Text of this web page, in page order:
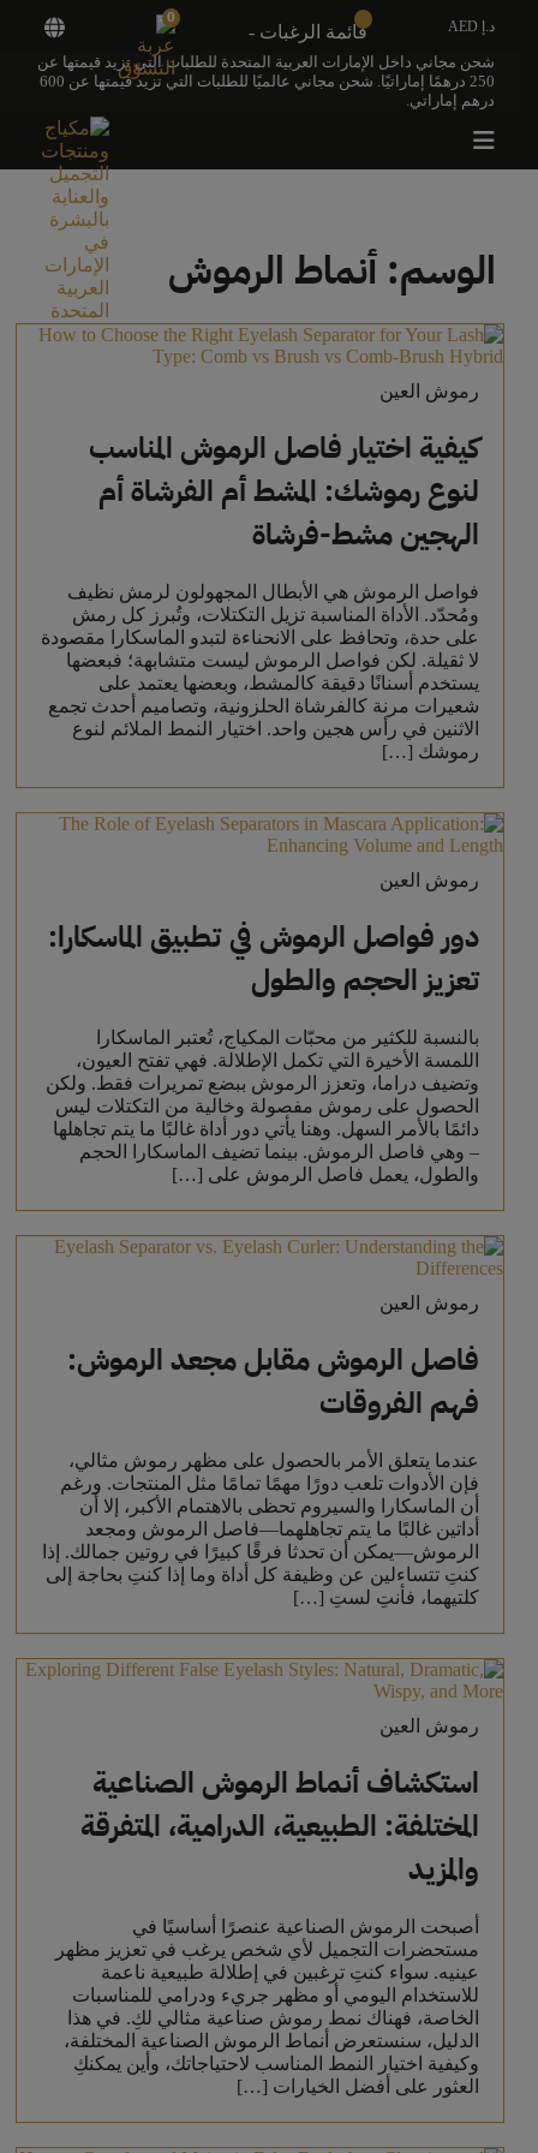
شحن مجاني داخل الإمارات العربية المتحدة للطلبات التي تزيد قيمتها عن
250 درهمًا إماراتيًا. شحن مجاني عالميًا للطلبات التي تزيد قيمتها عن 600
درهم إماراتي.
الوسم: أنماط الرموش
رموش العين
كيفية اختيار فاصل الرموش المناسب
لنوع رموشك: المشط أم الفرشاة أم
الهجين مشط-فرشاة
فواصل الرموش هي الأبطال المجهولون لرمش نظيف
ومُحدّد. الأداة المناسبة تزيل التكتلات، وتُبرز كل رمش
على حدة، وتحافظ على الانحناءة لتبدو الماسكارا مقصودة
لا ثقيلة. لكن فواصل الرموش ليست متشابهة؛ فبعضها
يستخدم أسنانًا دقيقة كالمشط، وبعضها يعتمد على
شعيرات مرنة كالفرشاة الحلزونية، وتصاميم أحدث تجمع
الاثنين في رأس هجين واحد. اختيار النمط الملائم لنوع
رموشك […]
رموش العين
دور فواصل الرموش في تطبيق الماسكارا:
تعزيز الحجم والطول
بالنسبة للكثير من محبّات المكياج، تُعتبر الماسكارا
اللمسة الأخيرة التي تكمل الإطلالة. فهي تفتح العيون،
وتضيف دراما، وتعزز الرموش ببضع تمريرات فقط. ولكن
الحصول على رموش مفصولة وخالية من التكتلات ليس
دائمًا بالأمر السهل. وهنا يأتي دور أداة غالبًا ما يتم تجاهلها
– وهي فاصل الرموش. بينما تضيف الماسكارا الحجم
والطول، يعمل فاصل الرموش على […]
رموش العين
فاصل الرموش مقابل مجعد الرموش:
فهم الفروقات
عندما يتعلق الأمر بالحصول على مظهر رموش مثالي،
فإن الأدوات تلعب دورًا مهمًا تمامًا مثل المنتجات. ورغم
أن الماسكارا والسيروم تحظى بالاهتمام الأكبر، إلا أن
أداتين غالبًا ما يتم تجاهلهما—فاصل الرموش ومجعد
الرموش—يمكن أن تحدثا فرقًا كبيرًا في روتين جمالك. إذا
كنتِ تتساءلين عن وظيفة كل أداة وما إذا كنتِ بحاجة إلى
كلتيهما، فأنتِ لستِ […]
رموش العين
استكشاف أنماط الرموش الصناعية
المختلفة: الطبيعية، الدرامية، المتفرقة
والمزيد
أصبحت الرموش الصناعية عنصرًا أساسيًا في
مستحضرات التجميل لأي شخص يرغب في تعزيز مظهر
عينيه. سواء كنتِ ترغبين في إطلالة طبيعية ناعمة
للاستخدام اليومي أو مظهر جريء ودرامي للمناسبات
الخاصة، فهناك نمط رموش صناعية مثالي لكِ. في هذا
الدليل، سنستعرض أنماط الرموش الصناعية المختلفة،
وكيفية اختيار النمط المناسب لاحتياجاتك، وأين يمكنكِ
العثور على أفضل الخيارات […]
د.إ AED قائمة الرغبات -
0